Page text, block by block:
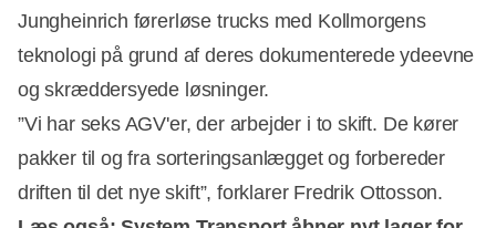
Jungheinrich førerløse trucks med Kollmorgens
teknologi på grund af deres dokumenterede ydeevne
og skræddersyede løsninger.
”Vi har seks AGV'er, der arbejder i to skift. De kører
pakker til og fra sorteringsanlægget og forbereder
driften til det nye skift”, forklarer Fredrik Ottosson.